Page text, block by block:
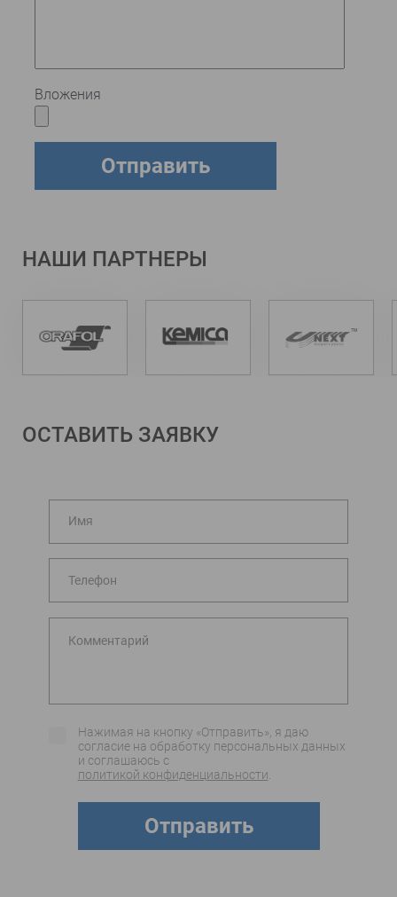
Вложения
НАШИ ПАРТНЕРЫ
ОСТАВИТЬ ЗАЯВКУ
Комментарий
Нажимая на кнопку «Отправить», я даю
согласие на обработку персональных данных
и соглашаюсь c
политикой конфиденциальности
Отправить